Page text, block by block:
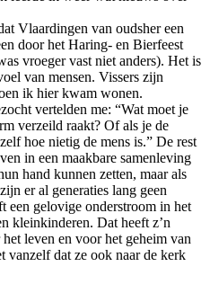
Vlaardingen van oudsher een
door het Haring- en Bierfeest
vroeger vast niet anders). Het is
van mensen. Vissers zijn
ik hier kwam wonen.
vertelden me: “Wat moet je
verzeild raakt? Of als je de
hoe nietig de mens is.” De rest
in een maakbare samenleving
hand kunnen zetten, maar als
er al generaties lang geen
een gelovige onderstroom in het
kleinkinderen. Dat heeft z’n
leven en voor het geheim van
vanzelf dat ze ook naar de kerk